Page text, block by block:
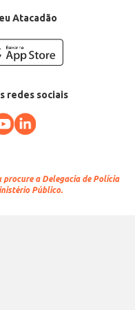
Atacadão
redes sociais
procure a Delegacia de Polícia
Público.